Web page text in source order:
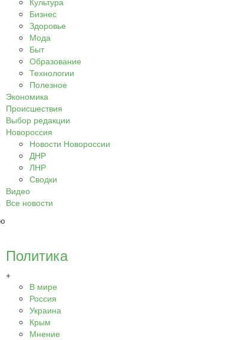
Бизнес
Здоровье
Мода
Быт
Образование
Технологии
Полезное
Экономика
Происшествия
Выбор редакции
Новороссия
Новости Новороссии
ДНР
ЛНР
Сводки
Видео
Все новости
Политика
+
В мире
Россия
Украина
Крым
Мнение